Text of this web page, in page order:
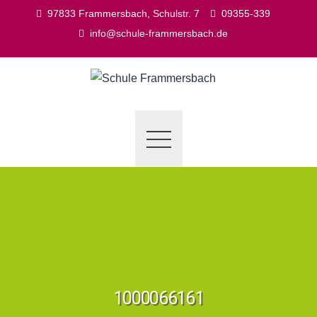
97833 Frammersbach, Schulstr. 7
09355-339
info@schule-frammersbach.de
1000066161